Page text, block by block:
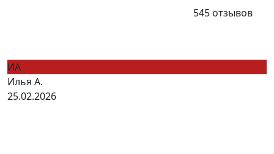
545 отзывов
ИА
Илья А.
25.02.2026